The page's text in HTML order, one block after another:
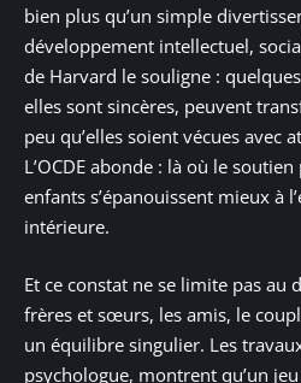
bien plus qu’un simple
développement intellectuel,
de Harvard le souligne :
elles sont sincères, peuvent
peu qu’elles soient vécues avec
L’OCDE abonde : là où le
enfants s’épanouissent mieux à
intérieure.
Et ce constat ne se limite pas au
frères et sœurs, les amis, le
un équilibre singulier. Les
psychologue, montrent qu’un